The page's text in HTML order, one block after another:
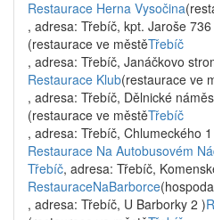
Restaurace Herna Vysočina
, adresa: Třebíč, kpt. Jaroše 736
(restaurace ve městěTřebíč
, adresa: Třebíč, Janáčkovo
Restaurace Klub(restaurace ve
, adresa: Třebíč, Dělnické
(restaurace ve městěTřebíč
, adresa: Třebíč, Chlumeckého
Restaurace Na Autobusovém
Třebíč, adresa: Třebíč,
RestauraceNaBarborce
, adresa: Třebíč, U Barborky 2 )